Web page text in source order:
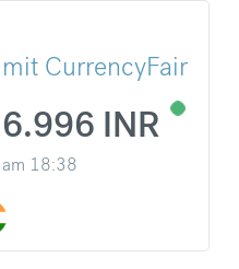
CurrencyFair
INR
18:38